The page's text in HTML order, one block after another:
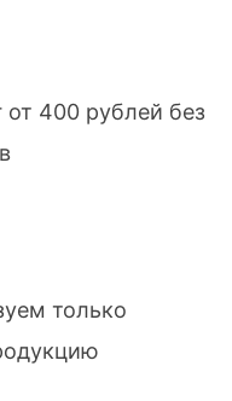
400 рублей без
только